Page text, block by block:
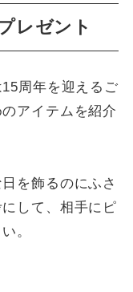
レゼント
周年を迎えるご
アイテムを紹介
を飾るのにふさ
して、相手にピ
。